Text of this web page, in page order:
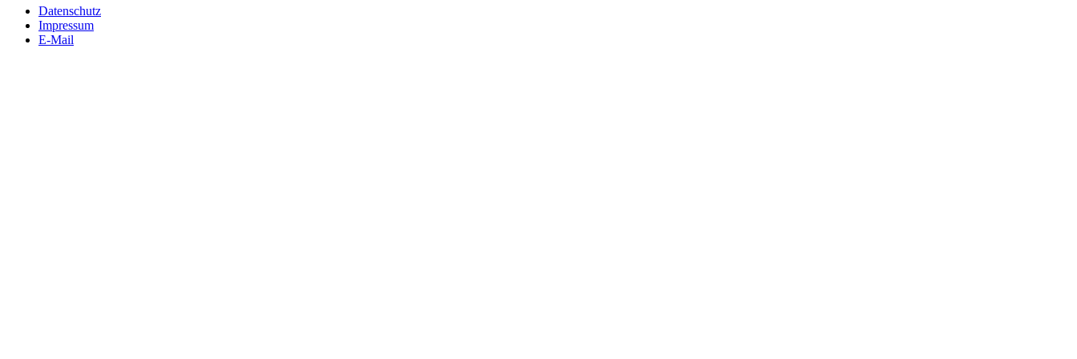
Datenschutz
Impressum
E-Mail